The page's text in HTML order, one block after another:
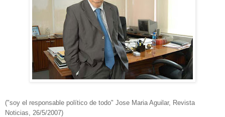
("soy el responsable político de todo" Jose Maria Aguilar, Revista
Noticias, 26/5/2007)